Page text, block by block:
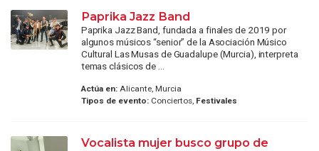
Paprika Jazz Band
Paprika Jazz Band, fundada a finales de 2019 por
algunos músicos “senior” de la Asociación Músico
Cultural Las Musas de Guadalupe (Murcia), interpreta
temas clásicos de ...
Actúa en:Alicante, Murcia
Tipos de evento:Conciertos, Festivales
Vocalista mujer busco grupo de